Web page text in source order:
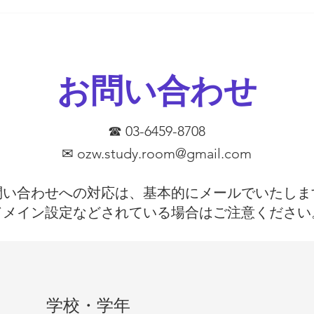
お問い合わせ
☎ 03-6459-8708
✉ ozw.study.room@gmail.com
合わせへの対応は、基本的にメールでいたしま
メイン設定などされている場合はご注意ください